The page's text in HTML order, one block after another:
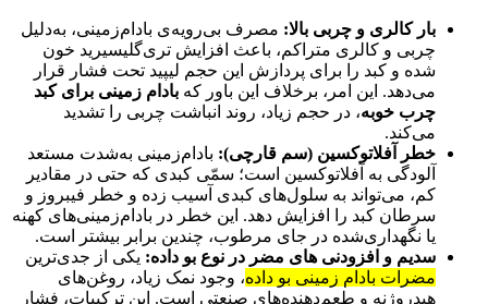
بار کالری و چربی بالا: مصرف بی‌رویه‌ی بادام‌زمینی، به‌دلیل
چربی و کالری متراکم، باعث افزایش تری‌گلیسیرید خون
شده و کبد را برای پردازش این حجم لیپید تحت فشار قرار
می‌دهد. این امر، برخلاف این باور که بادام زمینی برای کبد
چرب خوبه، در حجم زیاد، روند انباشت چربی را تشدید
می‌کند.
خطر آفلاتوکسین (سم قارچی): بادام‌زمینی به‌شدت مستعد
آلودگی به آفلاتوکسین است؛ سمّی کبدی که حتی در مقادیر
کم، می‌تواند به سلول‌های کبدی آسیب زده و خطر فیبروز و
سرطان کبد را افزایش دهد. این خطر در بادام‌زمینی‌های کهنه
یا نگهداری‌شده در جای مرطوب، چندین برابر بیشتر است.
سدیم و افزودنی‌ های مضر در نوع بو‌ داده: یکی از جدی‌ترین
مضرات بادام زمینی بو داده، وجود نمک زیاد، روغن‌های
هیدروژنه و طعم‌دهنده‌های صنعتی است. این ترکیبات، فشار